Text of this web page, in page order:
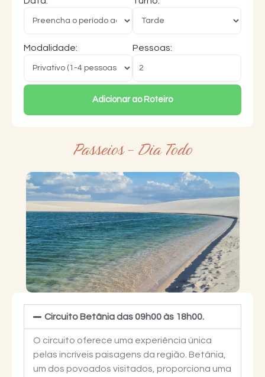
Modalidade: Pessoas:
Adicionar ao Roteiro
Passeios - Dia Todo
Circuito Betânia das 09h00 às 18h00.
O circuito oferece uma experiência única
pelas incríveis paisagens da região. Betânia,
um dos povoados visitados, proporciona uma